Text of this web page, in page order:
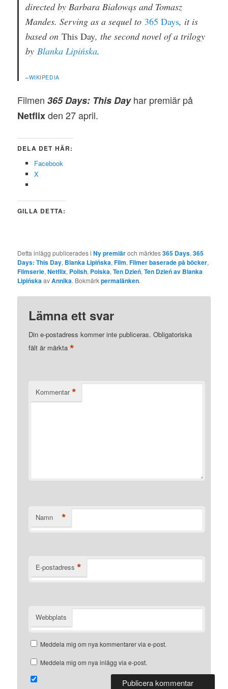
directed by Barbara Białowąs and Tomasz
Mandes. Serving as a sequel to 365 Days, it is
based onThis Day, the second novel of a trilogy
byBlanka Lipińska.
–WIKIPEDIA
Filmen365 Days: This Dayhar premiär på
Netflixden 27 april.
DELA DET HÄR:
Facebook
X
GILLA DETTA:
Detta inlägg publicerades iNy premiäroch märktes365 Days,365
Days: This Day, Blanka Lipińska,Film,Filmer baserade på böcker,
Filmserie,Netflix, Polish, Polska,Ten Dzień,Ten Dzień av Blanka
LipińskaavAnnika. Bokmärkpermalänken.
Lämna ett svar
Din e-postadress kommer inte publiceras. Obligatoriska
fält är märkta*
Kommentar *
Namn *
E-postadress *
Webbplats
Meddela mig om nya kommentarer via e-post.
Meddela mig om nya inlägg via e-post.